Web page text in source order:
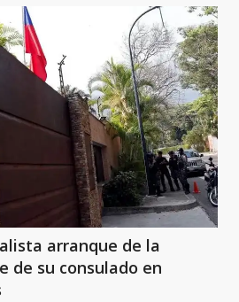
arranque de la
de su consulado en